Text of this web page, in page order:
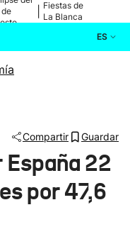
de
Fiestas de
La Blanca
ES
Compartir Guardar
España 22
por 47,6